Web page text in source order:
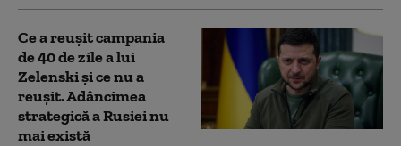
Ce a reușit campania
de 40 de zile a lui
Zelenski și ce nu a
reușit. Adâncimea
strategică a Rusiei nu
mai există